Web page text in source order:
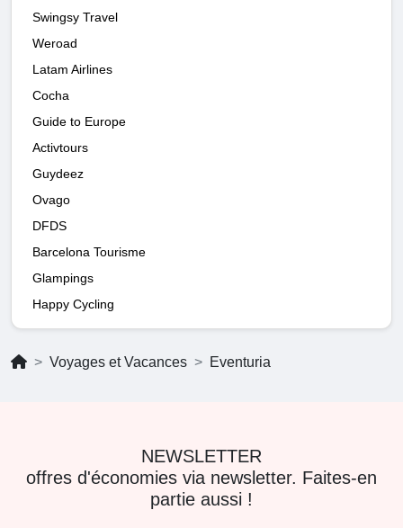
Swingsy Travel
Weroad
Latam Airlines
Cocha
Guide to Europe
Activtours
Guydeez
Ovago
DFDS
Barcelona Tourisme
Glampings
Happy Cycling
Voyages et Vacances Eventuria
NEWSLETTER
offres d'économies via newsletter. Faites-en
partie aussi !